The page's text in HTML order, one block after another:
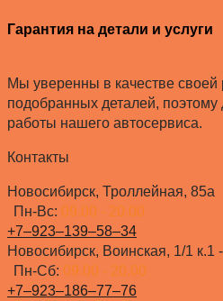
Гарантия на детали и услуги
Мы уверенны в качестве своей
подобранных деталей,
работы нашего автосервиса.
Контакты
Новосибирск, Троллейная, 85а
Пн-Вс: 09.00 - 20.00
+7‒923‒139‒58‒34
Новосибирск, Воинская, 1/1 к.1 -
Пн-Сб: 09.00 - 20.00
+7‒923‒186‒77‒76